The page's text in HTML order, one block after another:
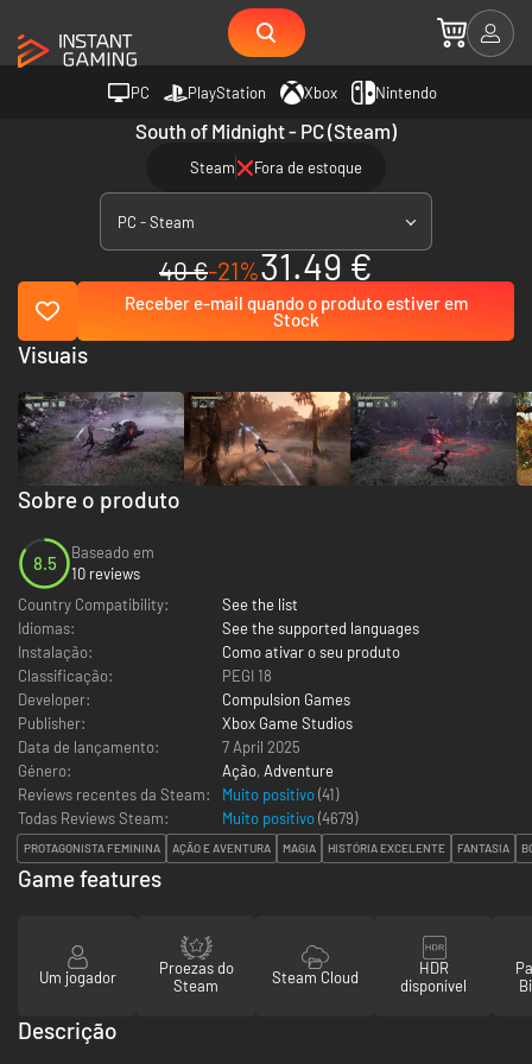
PC PlayStation Xbox Nintendo
South of Midnight - PC (Steam)
Steam Fora de estoque
PC - Steam
40 €-21%31.49 €
Receber e-mail quando o produto estiver em
Stock
Sobre o produto
8.5
Baseado em
10 reviews
Country Compatibility:
See the list
Idiomas:
See the supported languages
Instalação:
Como ativar o seu produto
Classificação:
PEGI 18
Developer:
Compulsion Games
Publisher:
Xbox Game Studios
Data de lançamento:
7 April 2025
Género:
Ação, Adventure
Reviews recentes da Steam:
Muito positivo(41)
Todas Reviews Steam:
Muito positivo(4679)
PROTAGONISTA FEMININA AÇÃO E AVENTURA MAGIA HISTÓRIA EXCELENTE FANTASIA
Visuais
Game features
Um jogador
Proezas do
Steam
Steam Cloud
HDR
disponível
Descrição